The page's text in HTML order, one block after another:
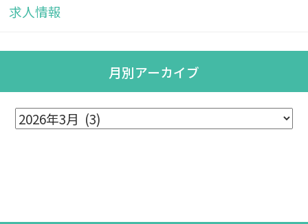
求人情報
月別アーカイブ